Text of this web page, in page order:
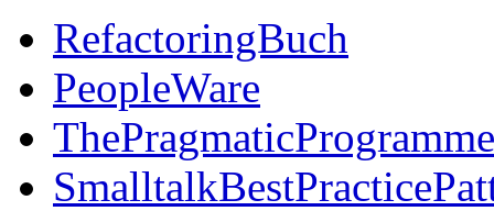
RefactoringBuch
PeopleWare